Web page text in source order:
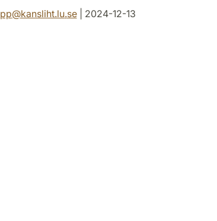
@kansliht.lu.se| 2024-12-13